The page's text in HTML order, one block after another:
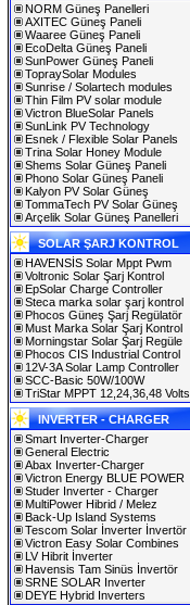
NORM Güneş Panelleri
AXITEC Güneş Paneli
Waaree Güneş Paneli
EcoDelta Güneş Paneli
SunPower Güneş Paneli
TopraySolar Modules
Sunrise / Solartech modules
Thin Film PV solar module
Victron BlueSolar Panels
SunLink PV Technology
Esnek / Flexible Solar Panels
Trina Solar Honey Module
Shems Solar Güneş Paneli
Phono Solar Güneş Paneli
Kalyon PV Solar Güneş
TommaTech PV Solar Güneş
Arçelik Solar Güneş Panelleri
SOLAR ŞARJ KONTROL
HAVENSİS Solar Mppt Pwm
Voltronic Solar Şarj Kontrol
EpSolar Charge Controller
Steca marka solar şarj kontrol
Phocos Güneş Şarj Regülatör
Must Marka Solar Şarj Kontrol
Morningstar Solar Şarj Regüle
Phocos CIS Industrial Control
12V-3A Solar Lamp Controller
SCC-Basic 50W/100W
TriStar MPPT 12,24,36,48 Volts
INVERTER - CHARGER
Smart Inverter-Charger
General Electric
Abax Inverter-Charger
Victron Energy BLUE POWER
Studer Inverter - Charger
MultiPower Hibrid / Melez
Back-Up Island Systems
Tescom Solar İnverter İnvertör
Victron Easy Solar Combines
LV Hibrit İnverter
Havensis Tam Sinüs İnvertör
SRNE SOLAR Inverter
DEYE Hybrid Inverters